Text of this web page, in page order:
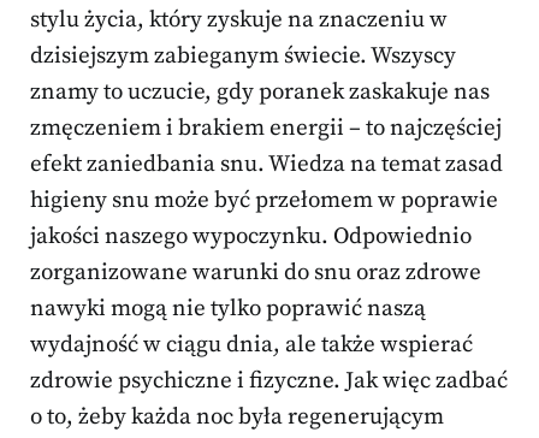
stylu życia, który zyskuje na znaczeniu w
dzisiejszym zabieganym świecie. Wszyscy
znamy to uczucie, gdy poranek zaskakuje nas
zmęczeniem i brakiem energii – to najczęściej
efekt zaniedbania snu. Wiedza na temat zasad
higieny snu może być przełomem w poprawie
jakości naszego wypoczynku. Odpowiednio
zorganizowane warunki do snu oraz zdrowe
nawyki mogą nie tylko poprawić naszą
wydajność w ciągu dnia, ale także wspierać
zdrowie psychiczne i fizyczne. Jak więc zadbać
o to, żeby każda noc była regenerującym